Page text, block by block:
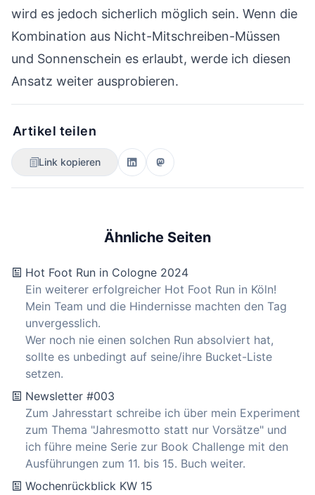
wird es jedoch sicherlich möglich sein. Wenn die
Kombination aus Nicht-Mitschreiben-Müssen
und Sonnenschein es erlaubt, werde ich diesen
Ansatz weiter ausprobieren.
Artikel teilen
Link kopieren
Ähnliche Seiten
Hot Foot Run in Cologne 2024
Ein weiterer erfolgreicher Hot Foot Run in Köln!
Mein Team und die Hindernisse machten den Tag
unvergesslich.
Wer noch nie einen solchen Run absolviert hat,
sollte es unbedingt auf seine/ihre Bucket-Liste
setzen.
Newsletter #003
Zum Jahresstart schreibe ich über mein Experiment
zum Thema "Jahresmotto statt nur Vorsätze" und
ich führe meine Serie zur Book Challenge mit den
Ausführungen zum 11. bis 15. Buch weiter.
Wochenrückblick KW 15